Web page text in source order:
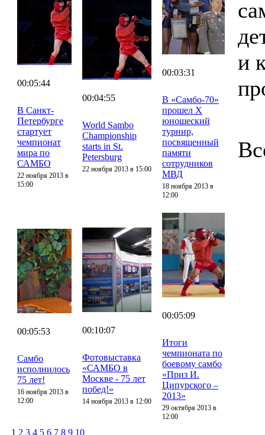
00:05:44
В Санкт-
Петербурге
стартует
чемпионат
мира по
САМБО
22 ноября 2013 в
15:00
00:04:55
World Sambo
Championship
starts in St.
Petersburg
22 ноября 2013 в 15:00
00:03:31
В «Самбо-70»
прошел X
юношеский
турнир,
посвященный
памяти
сотрудников
МВД
18 ноября 2013 в
12:00
00:05:53
Самбо
исполнилось
75 лет!
16 ноября 2013 в
12:00
00:10:07
Фотовыставка
«САМБО в
Москве - 75 лет
побед!»
14 ноября 2013 в 12:00
00:05:09
Итоги
чемпионата по
боевому самбо
«Приз И.
Ципурского –
2013»
29 октября 2013 в
12:00
1 2 3 4 5 6 7 8 9 10
и